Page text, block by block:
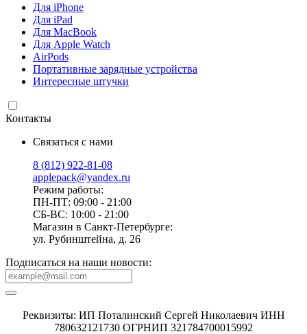
Для iPhone
Для iPad
Для MacBook
Для Apple Watch
AirPods
Портативные зарядные устройства
Интересные штучки
Контакты
Связаться с нами
8 (812) 922-81-08
applepack@yandex.ru
Режим работы:
ПН-ПТ: 09:00 - 21:00
СБ-ВС: 10:00 - 21:00
Магазин в Санкт-Петербурге:
ул. Рубинштейна, д. 26
Подписаться на наши новости:
Реквизиты: ИП Поталинский Сергей Николаевич ИНН
780632121730 ОГРНИП 321784700015992